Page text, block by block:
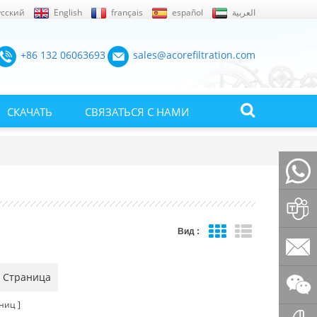
English français español العربية
+86 132 06063693 sales@acorefiltration.com
СКАЧАТЬ СВЯЗАТЬСЯ С НАМИ
Вид :
Страница
Rufus
Huang